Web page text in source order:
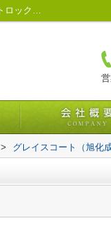
グレイスコート（旭化成のヘーベルメゾンです。）｜3駅以上利用可 システムキッチン オートロック 駐輪場 防犯カメラ大阪府柏原市の賃貸情報・管理｜株式会社テム・ホーム
> グレイスコート（旭化